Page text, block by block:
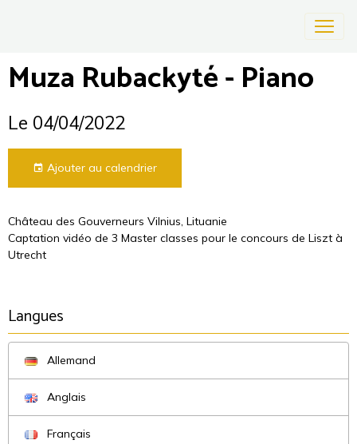
Muza Rubackyté - Piano
Le 04/04/2022
Ajouter au calendrier
Château des Gouverneurs Vilnius, Lituanie
Captation vidéo de 3 Master classes pour le concours de Liszt à
Utrecht
Langues
Allemand
Anglais
Français